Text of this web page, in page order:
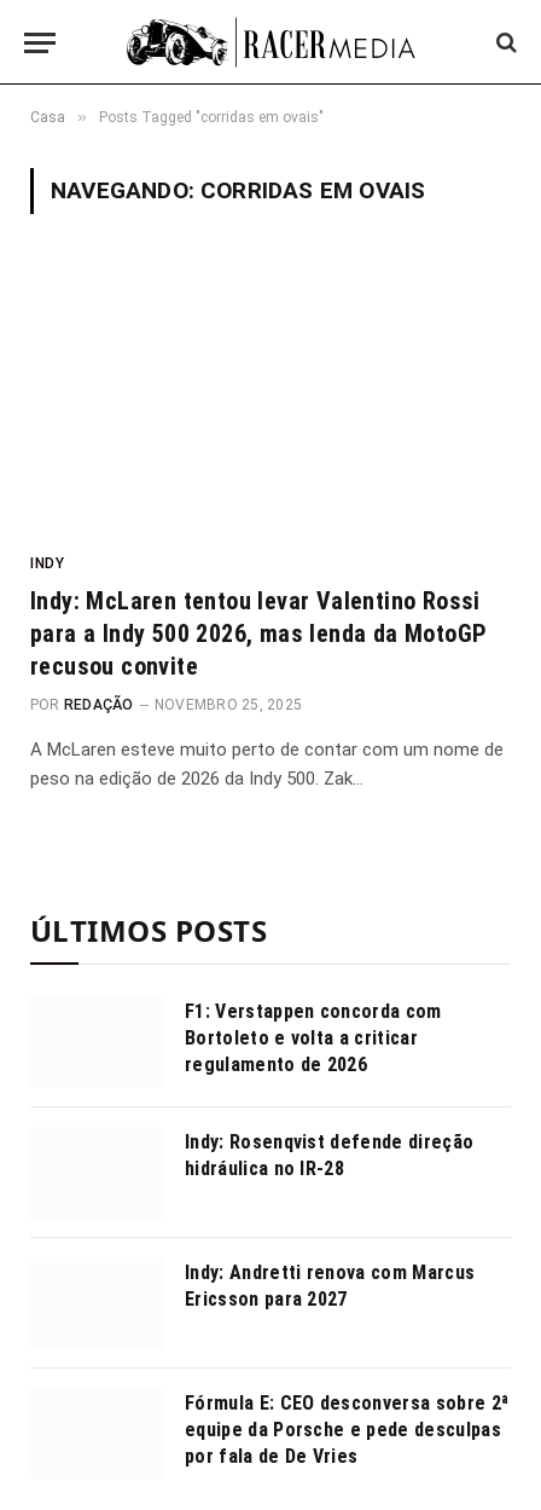
Casa » Posts Tagged "corridas em ovais"
NAVEGANDO: CORRIDAS EM OVAIS
INDY
Indy: McLaren tentou levar Valentino Rossi
para a Indy 500 2026, mas lenda da MotoGP
recusou convite
POR REDAÇÃO NOVEMBRO 25, 2025
A McLaren esteve muito perto de contar com um nome de
peso na edição de 2026 da Indy 500. Zak…
ÚLTIMOS POSTS
F1: Verstappen concorda com
Bortoleto e volta a criticar
regulamento de 2026
Indy: Rosenqvist defende direção
hidráulica no IR-28
Indy: Andretti renova com Marcus
Ericsson para 2027
Fórmula E: CEO desconversa sobre 2ª
equipe da Porsche e pede desculpas
por fala de De Vries